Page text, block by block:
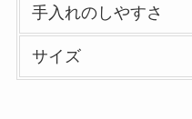
手入れのしやすさ
サイズ